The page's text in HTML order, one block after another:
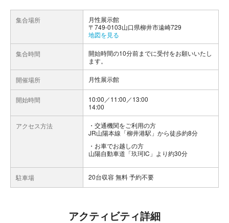
集合場所
月性展示館
〒749-0103山口県柳井市遠崎729
地図を見る
集合時間
開始時間の10分前までに受付をお願いいたし
ます。
開催場所 月性展示館
開始時間
10:00／11:00／13:00
14:00
アクセス方法
交通機関をご利用の方
JR山陽本線「柳井港駅」から徒歩約8分
お車でお越しの方
山陽自動車道「玖珂IC」より約30分
駐車場 20台収容 無料 予約不要
アクティビティ詳細